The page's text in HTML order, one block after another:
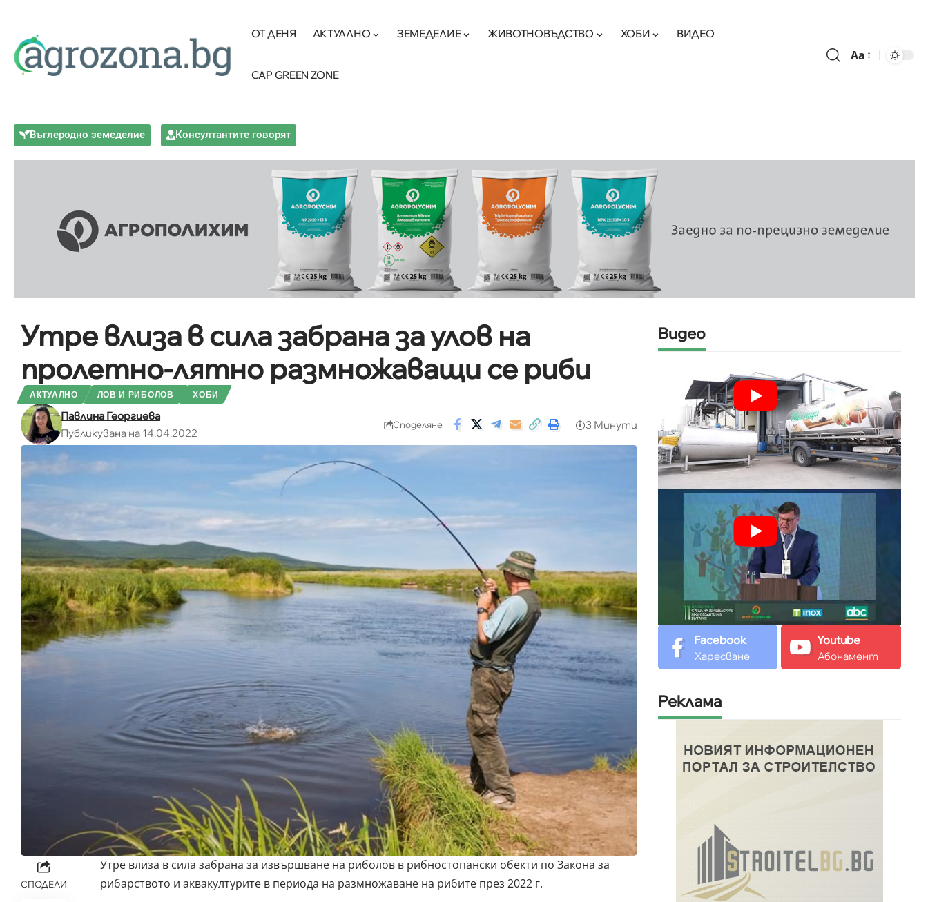
ОТ ДЕНЯ АКТУАЛНО ЗЕМЕДЕЛИЕ ЖИВОТНОВЪДСТВО ХОБИ ВИДЕО
CAP GREEN ZONE
Aa
Въглеродно земеделие Консултантите говорят
Утре влиза в сила забрана за улов на
пролетно-лятно размножаващи се риби
АКТУАЛНО ЛОВ И РИБОЛОВ ХОБИ
Павлина Георгиева
Публикувана на 14.04.2022
Споделяне 3 Минути
СПОДЕЛИ
Утре влиза в сила забрана за извършване на риболов в рибностопански обекти по Закона за
рибарството и аквакултурите в периода на размножаване на рибите през 2022 г.
Видео
Facebook
Харесване
Youtube
Абонамент
Реклама